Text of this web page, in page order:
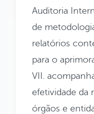
Auditoria
de
relatórios
para o
VII.
efetividade da
órgãos e